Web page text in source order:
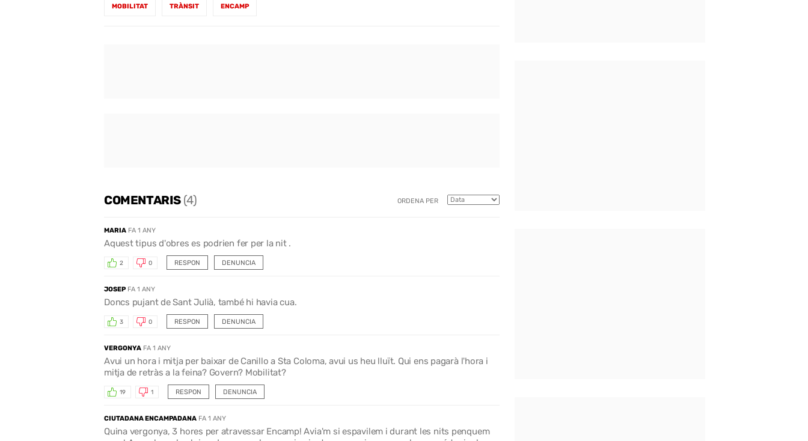
MOBILITAT TRÀNSIT ENCAMP
COMENTARIS (4) ORDENA PER
MARIA FA 1 ANY
Aquest tipus d'obres es podrien fer per la nit .
RESPON
2 0 DENUNCIA
JOSEP FA 1 ANY
Doncs pujant de Sant Julià, també hi havia cua.
RESPON
3 0 DENUNCIA
VERGONYA FA 1 ANY
Avui un hora i mitja per baixar de Canillo a Sta Coloma, avui us heu lluït. Qui ens pagarà l'hora i
mitja de retràs a la feina? Govern? Mobilitat?
RESPON
19 1 DENUNCIA
CIUTADANA ENCAMPADANA FA 1 ANY
Quina vergonya, 3 hores per atravessar Encamp! Avia'm si espavilem i durant les nits penquem